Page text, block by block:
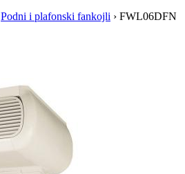
Podni i plafonski fankojli › FWL06DFN